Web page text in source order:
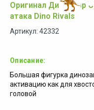
Оригинал Динозавр
атака Dino Rivals
Артикул: 42332
Описание:
Большая фигурка
активацию как для
головой